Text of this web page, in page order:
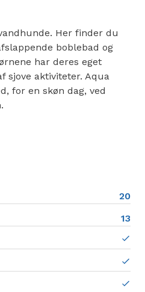
Her finder du
boblebad og
har deres eget
sjove aktiviteter. Aqua
for en skøn dag, ved
20
13